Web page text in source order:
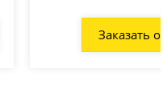
Заказать